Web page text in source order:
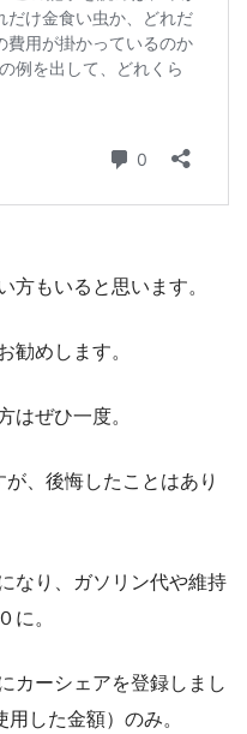
方もいると思います。
勧めします。
はぜひ一度。
、後悔したことはあり
なり、ガソリン代や維持
に。
カーシェアを登録しまし
した金額）のみ。